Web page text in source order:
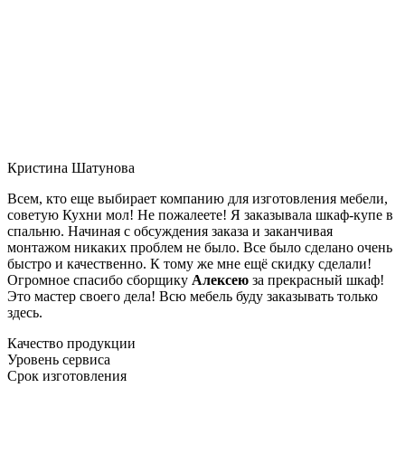
Кристина Шатунова
Всем, кто еще выбирает компанию для изготовления мебели,
советую Кухни мол! Не пожалеете! Я заказывала шкаф-купе в
спальню. Начиная с обсуждения заказа и заканчивая
монтажом никаких проблем не было. Все было сделано очень
быстро и качественно. К тому же мне ещё скидку сделали!
Огромное спасибо сборщику Алексею за прекрасный шкаф!
Это мастер своего дела! Всю мебель буду заказывать только
здесь.
Качество продукции
Уровень сервиса
Срок изготовления